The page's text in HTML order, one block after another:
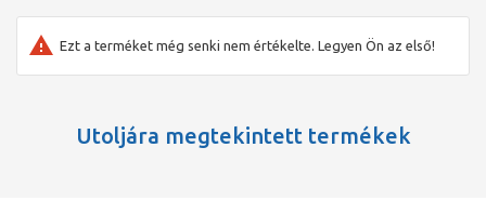
Ezt a terméket még senki nem értékelte. Legyen Ön az első!
Utoljára megtekintett termékek